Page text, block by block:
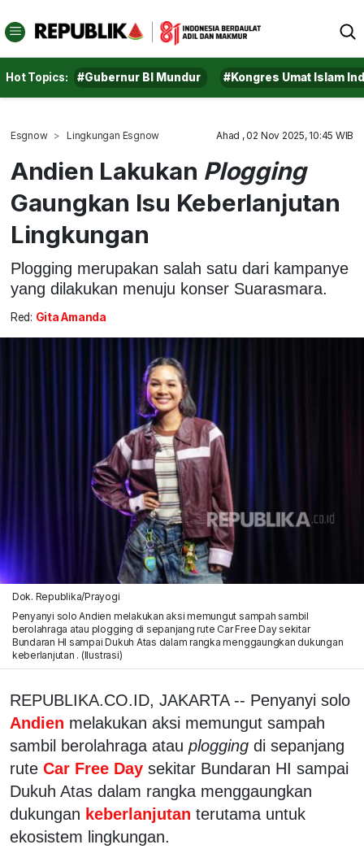
Hot Topics: #Gubernur BI Mundur #Kongres Umat Islam
Esgnow Lingkungan Esgnow Ahad , 02 Nov 2025, 10:45 WIB
Andien Lakukan Plogging
Gaungkan Isu Keberlanjutan
Lingkungan
Plogging merupakan salah satu dari kampanye
yang dilakukan menuju konser Suarasmara.
Red: Gita Amanda
Dok. Republika/Prayogi
Penyanyi solo Andien melakukan aksi memungut sampah sambil
berolahraga atau plogging di sepanjang rute Car Free Day sekitar
Bundaran HI sampai Dukuh Atas dalam rangka menggaungkan dukungan
keberlanjutan . (Ilustrasi)
REPUBLIKA.CO.ID, JAKARTA -- Penyanyi solo
Andien melakukan aksi memungut sampah
sambil berolahraga atau plogging di sepanjang
rute Car Free Day sekitar Bundaran HI sampai
Dukuh Atas dalam rangka menggaungkan
dukungan keberlanjutan terutama untuk
ekosistem lingkungan.